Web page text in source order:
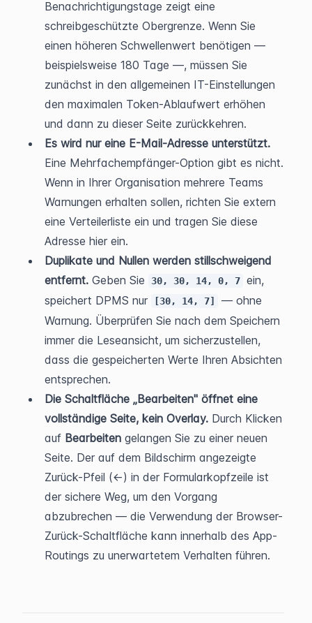
Benachrichtigungstage zeigt eine
schreibgeschützte Obergrenze. Wenn Sie
einen höheren Schwellenwert benötigen —
beispielsweise 180 Tage —, müssen Sie
zunächst in den allgemeinen IT-Einstellungen
den maximalen Token-Ablaufwert erhöhen
und dann zu dieser Seite zurückkehren.
Es wird nur eine E-Mail-Adresse unterstützt.
Eine Mehrfachempfänger-Option gibt es nicht.
Wenn in Ihrer Organisation mehrere Teams
Warnungen erhalten sollen, richten Sie extern
eine Verteilerliste ein und tragen Sie diese
Adresse hier ein.
Duplikate und Nullen werden stillschweigend
entfernt. Geben Sie 30, 30, 14, 0, 7 ein,
speichert DPMS nur
[30, 14, 7]
— ohne
Warnung. Überprüfen Sie nach dem Speichern
immer die Leseansicht, um sicherzustellen,
dass die gespeicherten Werte Ihren Absichten
entsprechen.
Die Schaltfläche „Bearbeiten" öffnet eine
vollständige Seite, kein Overlay. Durch Klicken
auf Bearbeiten gelangen Sie zu einer neuen
Seite. Der auf dem Bildschirm angezeigte
Zurück-Pfeil (←) in der Formularkopfzeile ist
der sichere Weg, um den Vorgang
abzubrechen — die Verwendung der Browser-
Zurück-Schaltfläche kann innerhalb des App-
Routings zu unerwartetem Verhalten führen.